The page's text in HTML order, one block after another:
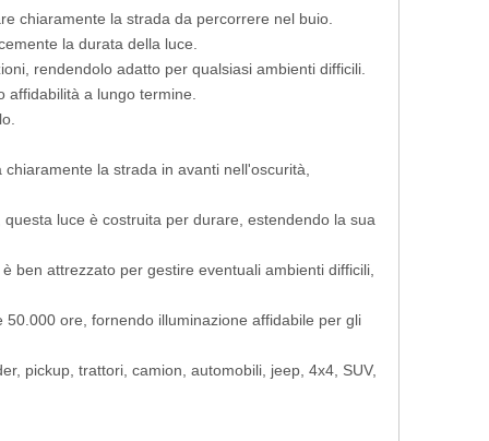
chiaramente la strada da percorrere nel buio.
la durata della luce.
rendendolo adatto per qualsiasi ambienti difficili.
a lungo termine.
la strada in avanti nell'oscurità,
luce è costruita per durare, estendendo la sua
ben attrezzato per gestire eventuali ambienti difficili,
ore, fornendo illuminazione affidabile per gli
pickup, trattori, camion, automobili, jeep, 4x4, SUV,